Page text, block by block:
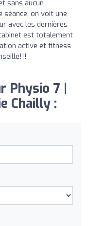
sans aucun
on voit une
avec les dernières
est totalement
active et fitness
Physio 7 |
Chailly :